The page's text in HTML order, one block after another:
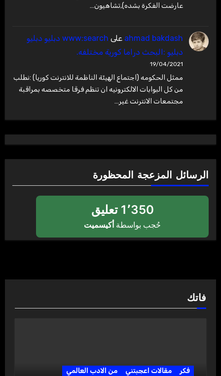
عارضت الفكرة بشده),تشاهيون…
ahmad bakdash على
www:search دبليو دبليو
دبليو :البحث دراما كورية مختلفه.
19/04/2021
ممثل الحكومه (اجتماع الهيئة الناظمة للانترنت كوريا) :نطلب
من كل البوابات الالكترونيه ان تنظم فرقا متخصصه بمراقبة
مجتمعات الانترنت غير…
الرسائل المزعجة المحظورة
1٬350 تعليق
حُجب بواسطة أكيسميت
فاتك
فكر مقالات اعجبتني من الادب العالمي